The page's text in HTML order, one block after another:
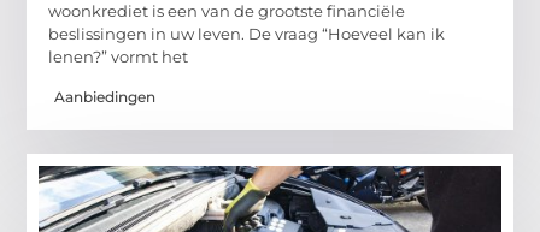
woonkrediet is een van de grootste financiële
beslissingen in uw leven. De vraag “Hoeveel kan ik
lenen?” vormt het
Aanbiedingen